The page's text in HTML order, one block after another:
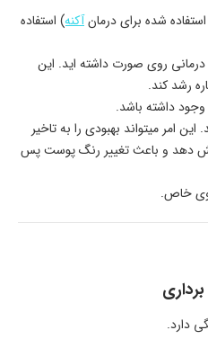
استفاده شده برای درمانآکنه) استفاده
روی صورت داشته اید. این
رشد کند.
داشته باشد.
امر میتواند بهبودی را به تاخیر
دهد و باعث تغییر رنگ پوست پس
خاص.
دارد.